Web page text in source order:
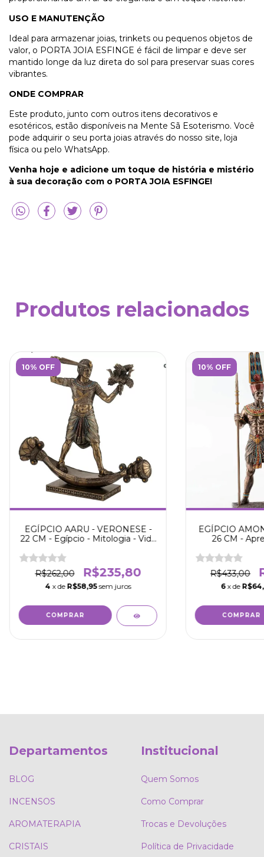
USO E MANUTENÇÃO
Ideal para armazenar joias, trinkets ou pequenos objetos de
valor, o PORTA JOIA ESFINGE é fácil de limpar e deve ser
mantido longe da luz direta do sol para preservar suas cores
vibrantes.
ONDE COMPRAR
Este produto, junto com outros itens decorativos e
esotéricos, estão disponíveis na Mente Sã Esoterismo. Você
pode adquirir o seu porta joias através do nosso site, loja
física ou pelo WhatsApp.
Venha hoje e adicione um toque de história e mistério
à sua decoração com o PORTA JOIA ESFINGE!
Produtos relacionados
10% OFF
EGÍPCIO AARU - VERONESE -
22 CM - Egípcio - Mitologia - Vida
felicidade eterna
R$262,00
R$235,80
4 x de R$58,95 sem juros
10% OFF
EGÍPCIO
26 CM -
carneiro) -
Deus do
R$433,00
6 x de
Departamentos
BLOG
INCENSOS
AROMATERAPIA
CRISTAIS
Institucional
Quem Somos
Como Comprar
Trocas e Devoluções
Política de Privacidade